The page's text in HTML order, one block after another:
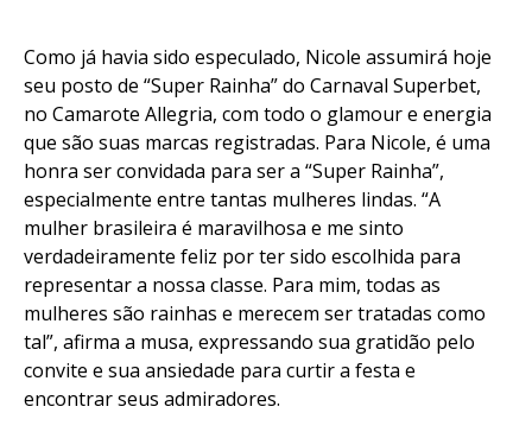
Como já havia sido especulado, Nicole assumirá hoje
seu posto de “Super Rainha” do Carnaval Superbet,
no Camarote Allegria, com todo o glamour e energia
que são suas marcas registradas. Para Nicole, é uma
honra ser convidada para ser a “Super Rainha”,
especialmente entre tantas mulheres lindas. “A
mulher brasileira é maravilhosa e me sinto
verdadeiramente feliz por ter sido escolhida para
representar a nossa classe. Para mim, todas as
mulheres são rainhas e merecem ser tratadas como
tal”, afirma a musa, expressando sua gratidão pelo
convite e sua ansiedade para curtir a festa e
encontrar seus admiradores.
Flipboard
Reddit
Pinterest
Whatsapp
Email